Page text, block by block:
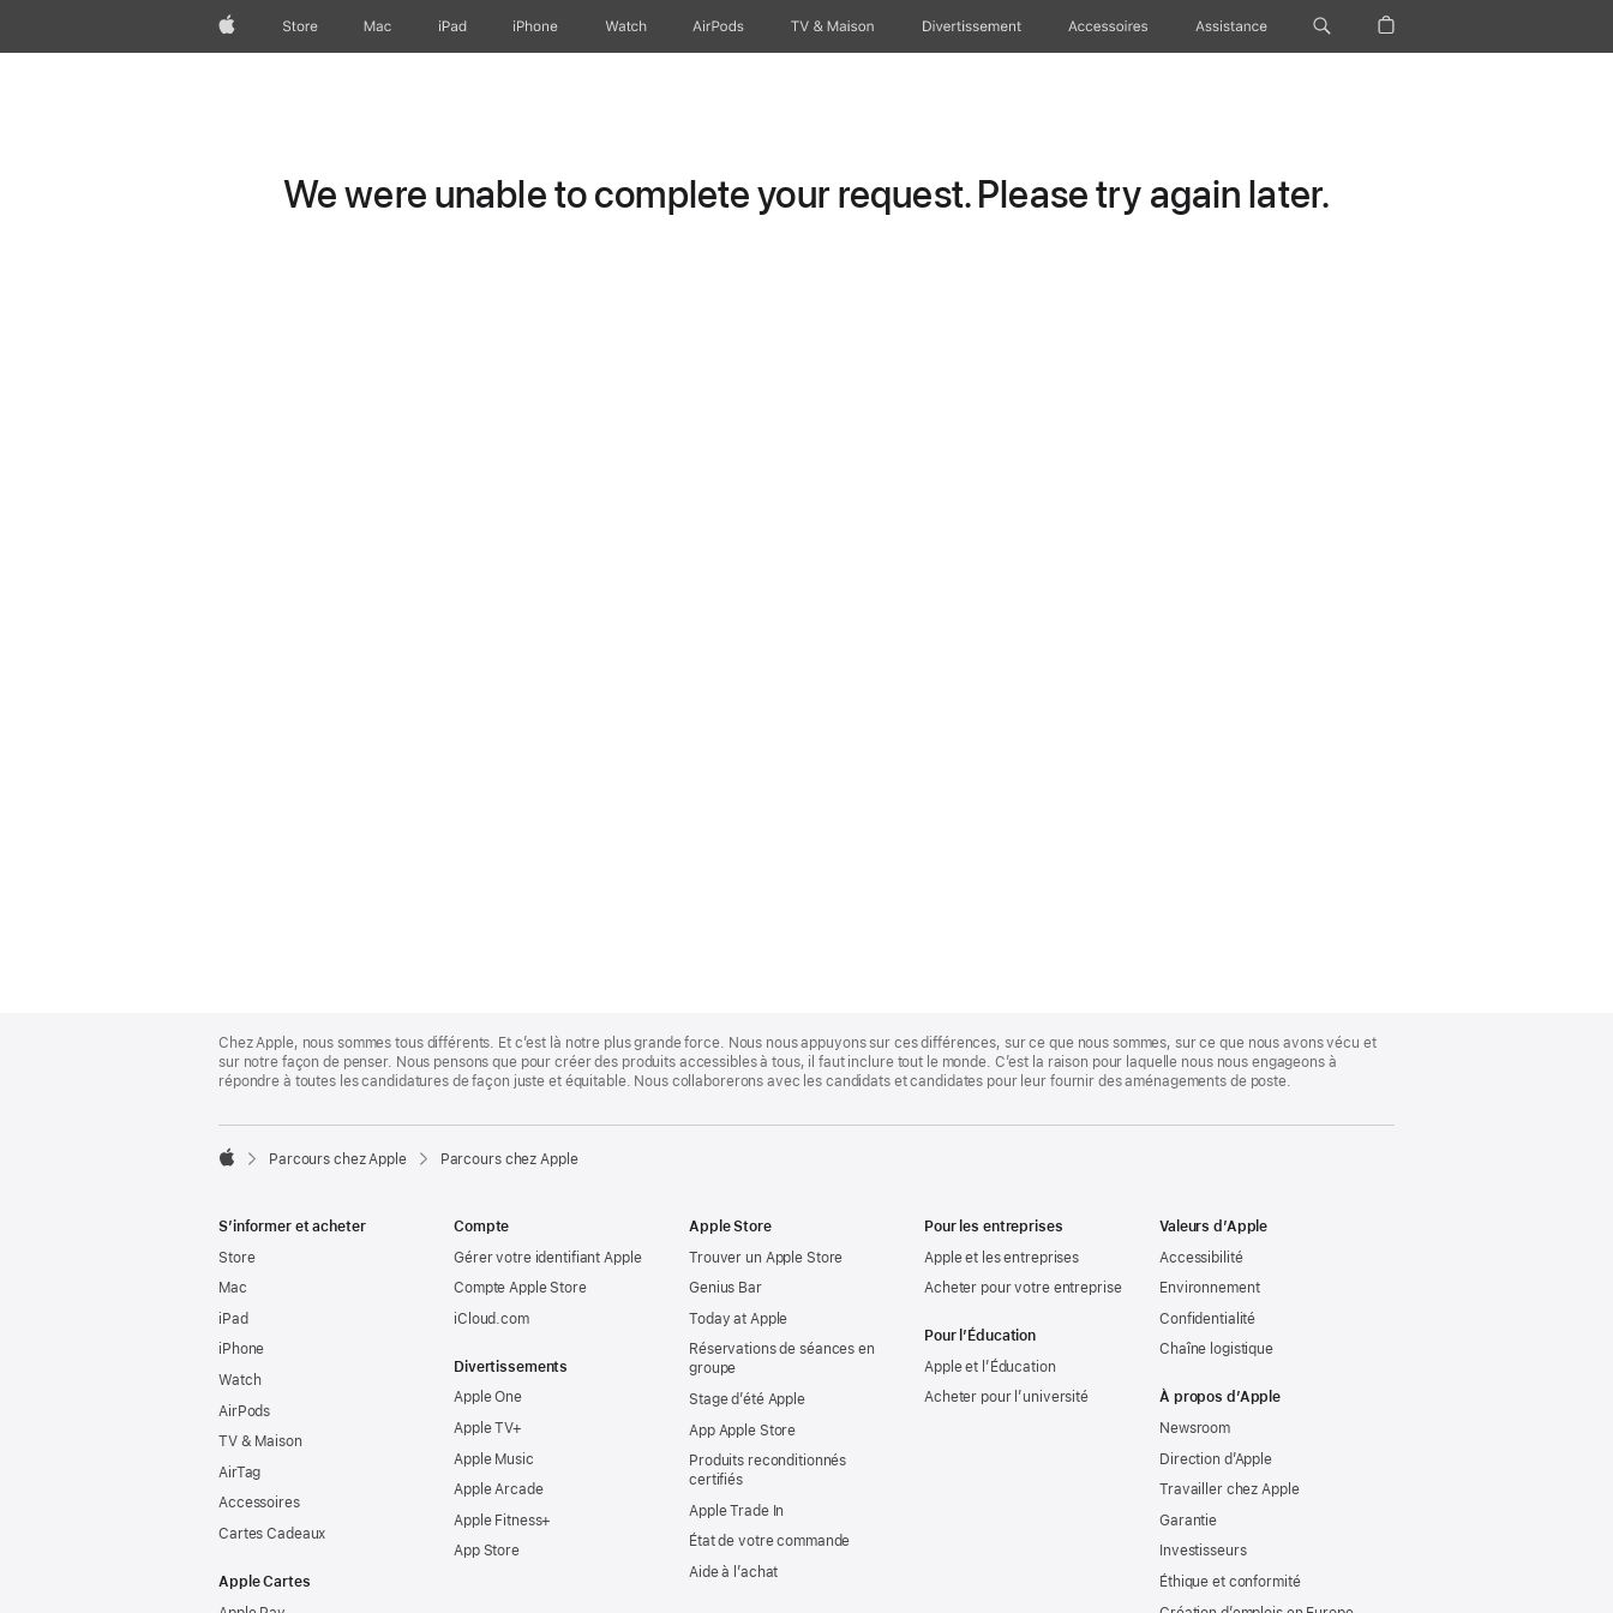
AppleStore Mac iPad iPhone Watch AirPods TV & Maison Divertissements Accessoires Assistance
We were unable to complete your request. Please try again later.
Footer
Chez Apple, nous sommes tous différents. Et c’est là notre plus grande force. Nous nous appuyons sur ces différences, sur ce que nous sommes, sur ce que nous avons vécu et
sur notre façon de penser. Nous pensons que pour créer des produits accessibles à tous, il faut inclure tout le monde. C’est la raison pour laquelle nous nous engageons à
répondre à toutes les candidatures de façon juste et équitable. Nous collaborerons avec les candidats et candidates pour leur fournir des aménagements de poste.

Parcours chez Apple Parcours chez Apple
S’informer et acheter
Store
Mac
iPad
iPhone
Watch
AirPods
TV & Maison
AirTag
Accessoires
Cartes Cadeaux
Apple Cartes
Compte
Gérer votre identifiant Apple
Compte Apple Store
iCloud.com
Divertissements
Apple One
Apple TV+
Apple Music
Apple Arcade
Apple Fitness+
App Store
Apple Store
Trouver un Apple Store
Genius Bar
Today at Apple
Réservations de séances en
groupe
Stage d’été Apple
App Apple Store
Produits reconditionnés
certifiés
Apple Trade In
État de votre commande
Aide à l’achat
Pour les entreprises
Apple et les entreprises
Acheter pour votre entreprise
Pour l’Éducation
Apple et l’Éducation
Acheter pour l’université
Valeurs d’Apple
Accessibilité
Environnement
Confidentialité
Chaîne logistique
À propos d’Apple
Newsroom
Direction d’Apple
Travailler chez Apple
Garantie
Investisseurs
Éthique et conformité